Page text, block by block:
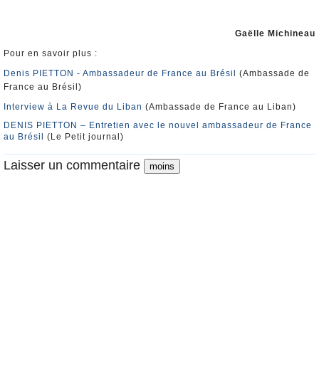
Gaëlle Michineau
Pour en savoir plus :
Denis PIETTON - Ambassadeur de France au Brésil
(Ambassade de
France au Brésil)
Interview à La Revue du Liban (Ambassade de France au Liban)
DENIS PIETTON – Entretien avec le nouvel ambassadeur de France
au Brésil
(Le Petit journal)
Laisser un commentaire